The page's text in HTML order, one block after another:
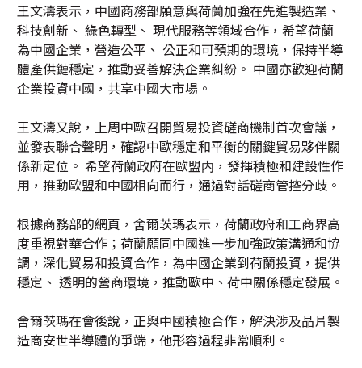
王文濤表示，中國商務部願意與荷蘭加強在先進製造業、
科技創新、 綠色轉型、 現代服務等領域合作，希望荷蘭
為中國企業，營造公平、 公正和可預期的環境，保持半導
體產供鏈穩定，推動妥善解決企業糾紛。 中國亦歡迎荷蘭
企業投資中國，共享中國大市場。
王文濤又說，上周中歐召開貿易投資磋商機制首次會議，
並發表聯合聲明，確認中歐穩定和平衡的關鍵貿易夥伴關
係新定位。 希望荷蘭政府在歐盟内，發揮積極和建設性作
用，推動歐盟和中國相向而行，通過對話磋商管控分歧。
根據商務部的網頁，舍爾茨瑪表示，荷蘭政府和工商界高
度重視對華合作；荷蘭願同中國進一步加強政策溝通和協
調，深化貿易和投資合作，為中國企業到荷蘭投資，提供
穩定、 透明的營商環境，推動歐中、荷中關係穩定發展。
舍爾茨瑪在會後說，正與中國積極合作，解決涉及晶片製
造商安世半導體的爭端，他形容過程非常順利。